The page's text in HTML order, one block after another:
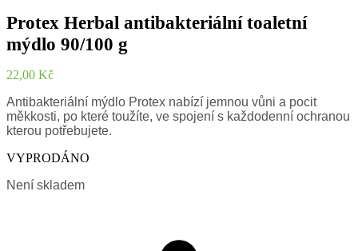
Protex Herbal antibakteriální toaletní
mýdlo 90/100 g
22,00 Kč
Antibakteriální mýdlo Protex nabízí jemnou vůni a pocit
měkkosti, po které toužíte, ve spojení s každodenní ochranou
kterou potřebujete.
VYPRODÁNO
Není skladem